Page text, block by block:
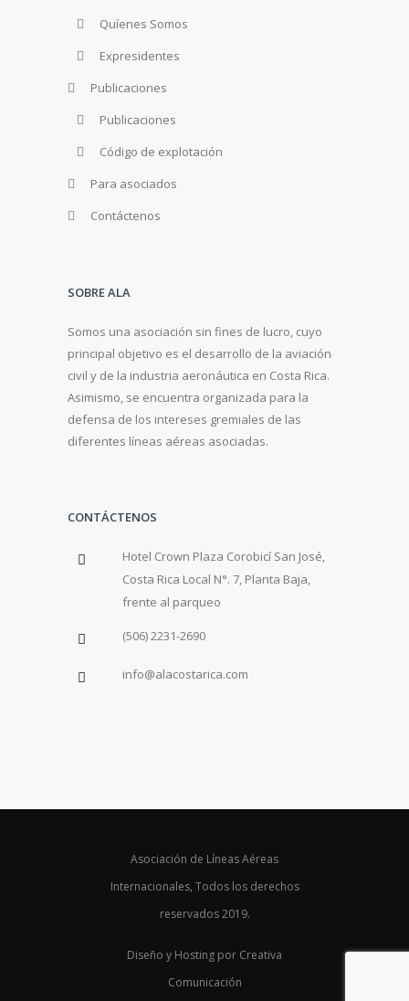
Quíenes Somos
Expresidentes
Publicaciones
Publicaciones
Código de explotación
Para asociados
Contáctenos
SOBRE ALA
Somos una asociación sin fines de lucro, cuyo
principal objetivo es el desarrollo de la aviación
civil y de la industria aeronáutica en Costa Rica.
Asimismo, se encuentra organizada para la
defensa de los intereses gremiales de las
diferentes líneas aéreas asociadas.
CONTÁCTENOS
Hotel Crown Plaza Corobicí San José,
Costa Rica Local N°. 7, Planta Baja,
frente al parqueo
(506) 2231-2690
info@alacostarica.com
Asociación de Líneas Aéreas
Internacionales, Todos los derechos
reservados 2019.
Diseño y Hosting por Creativa
Comunicación